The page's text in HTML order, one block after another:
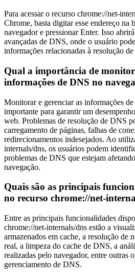
Para acessar o recurso chrome://net-
Chrome, basta digitar esse endereço na
navegador e pressionar Enter. Isso
avançadas de DNS, onde o usuário
informações relacionadas à resolução
Qual a importância de
informações de DNS no
Monitorar e gerenciar as informações
importante para garantir um
web. Problemas de resolução de DNS
carregamento de páginas, falhas de
redirecionamentos indesejados. Ao
internals/dns, os usuários podem
problemas de DNS que estejam
navegação.
Quais são as principais
no recurso chrome://net-
Entre as principais funcionalidades
chrome://net-internals/dns estão a
armazenados em cache, a resolução de
real, a limpeza do cache de DNS, a
realizadas pelo navegador, entre outras
gerenciamento de DNS.